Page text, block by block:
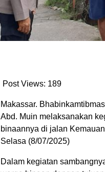
Post Views: 189
Makassar.
Abd. Muin melaksanakan
binaannya di jalan
Selasa (8/07/2025)
Dalam kegiatan